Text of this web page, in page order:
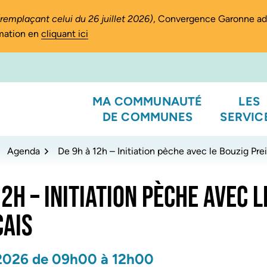
celui du 26 juillet 2026), Convergence Garonne
en cliquant ici
MA COMMUNAUTÉ
DE COMMUNES
LES
Agenda De 9h à 12h – Initiation pèche avec le Bouzig
– INITIATION PÈCHE AVEC
de 09h00 à 12h00